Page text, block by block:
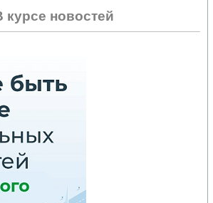
курсе новостей